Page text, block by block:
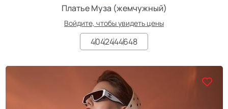
Платье Муза (жемчужный)
Войдите, чтобы увидеть цены
4042444648